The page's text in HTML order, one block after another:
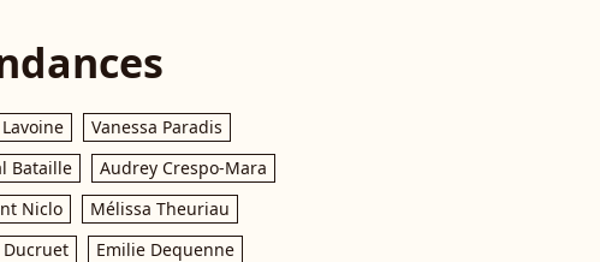
Vanessa Paradis
Bataille
Audrey Crespo-Mara
Niclo
Mélissa Theuriau
Ducruet
Emilie Dequenne